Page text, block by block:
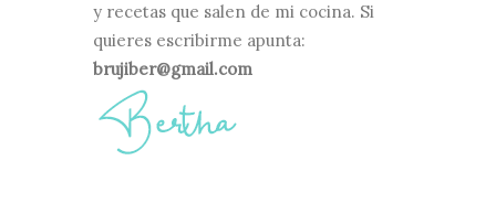
y recetas que salen de mi cocina. Si
quieres escribirme apunta:
brujiber@gmail.com